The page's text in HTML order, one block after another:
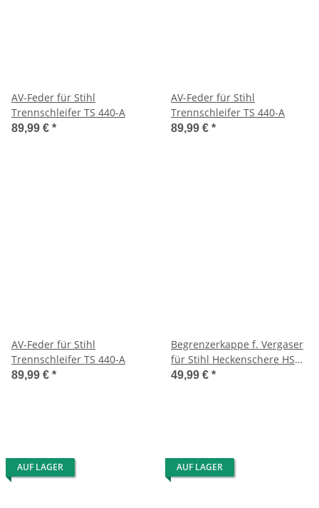
AV-Feder für Stihl
Trennschleifer TS 440-A
89,99 € *
AV-Feder für Stihl
Trennschleifer TS 440-A
89,99 € *
AV-Feder für Stihl
Trennschleifer TS 440-A
89,99 € *
Begrenzerkappe f. Vergaser
für Stihl Heckenschere HS
81 TC-E
49,99 € *
AUF LAGER AUF LAGER